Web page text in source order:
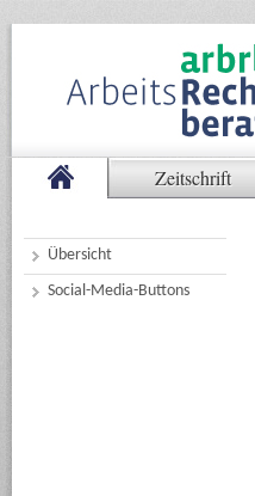
Zeitschrift
Übersicht
Social-Media-Buttons